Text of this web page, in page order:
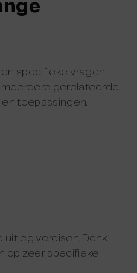
specifieke vragen,
gerelateerde
toepassingen.
vereisen. Denk
op zeer specifieke